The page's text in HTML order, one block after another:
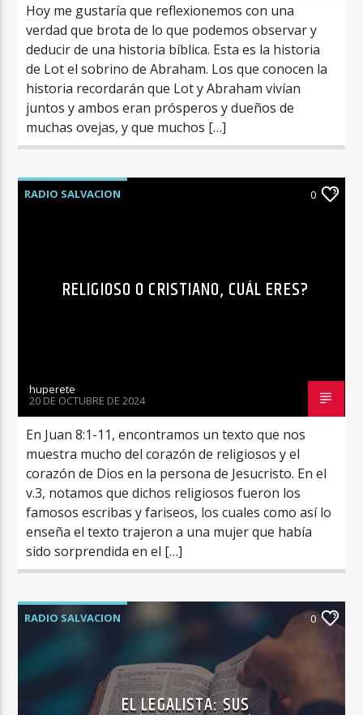
Hoy me gustaría que reflexionemos con una
verdad que brota de lo que podemos observar y
deducir de una historia bíblica. Esta es la historia
de Lot el sobrino de Abraham. Los que conocen la
historia recordarán que Lot y Abraham vivían
juntos y ambos eran prósperos y dueños de
muchas ovejas, y que muchos […]
RADIO SALVACION 0
RELIGIOSO O CRISTIANO, CUÁL ERES?
huperete
20 DE OCTUBRE DE 2024
En Juan 8:1-11, encontramos un texto que nos
muestra mucho del corazón de religiosos y el
corazón de Dios en la persona de Jesucristo. En el
v.3, notamos que dichos religiosos fueron los
famosos escribas y fariseos, los cuales como así lo
enseña el texto trajeron a una mujer que había
sido sorprendida en el […]
RADIO SALVACION 0
EL LEGALISTA: SUS